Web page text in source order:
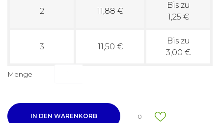
2 11,88 €
Bis zu
1,25 €
3 11,50 €
Bis zu
3,00 €
Menge
IN DEN WARENKORB 0